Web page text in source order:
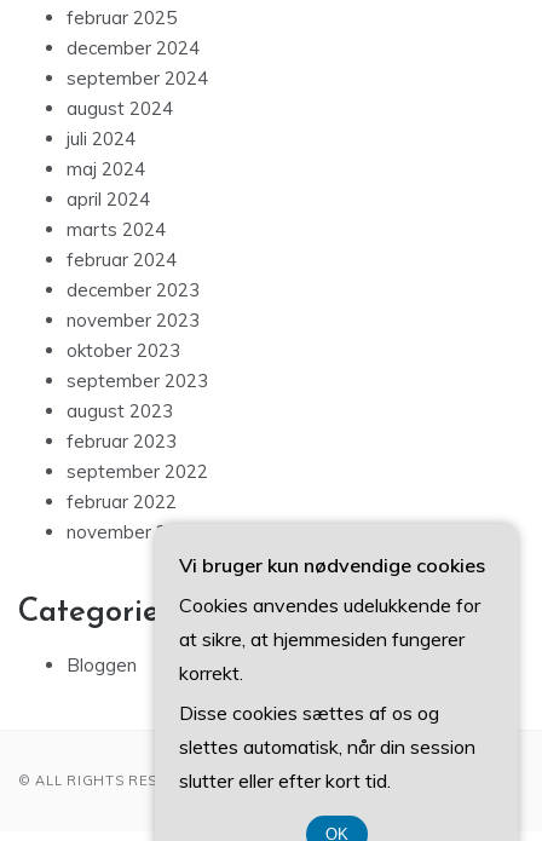
februar 2025
december 2024
september 2024
august 2024
juli 2024
maj 2024
april 2024
marts 2024
februar 2024
december 2023
november 2023
oktober 2023
september 2023
august 2023
februar 2023
september 2022
februar 2022
november 2021
Categories
Bloggen
© ALL RIGHTS RESERVED 2022
Vi bruger kun nødvendige cookies
Cookies anvendes udelukkende for
at sikre, at hjemmesiden fungerer
korrekt.
Disse cookies sættes af os og
slettes automatisk, når din session
slutter eller efter kort tid.
OK